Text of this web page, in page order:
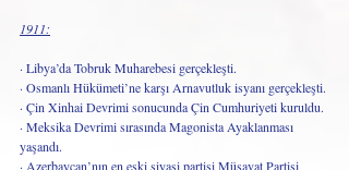
1911:
· Libya’da Tobruk Muharebesi gerçekleşti.
· Osmanlı Hükümeti’ne karşı Arnavutluk isyanı gerçekleşti.
· Çin Xinhai Devrimi sonucunda Çin Cumhuriyeti kuruldu.
· Meksika Devrimi sırasında Magonista Ayaklanması
yaşandı.
· Azerbaycan’nın en eski siyasi partisi Müsavat Partisi